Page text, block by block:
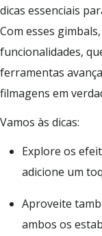
dicas essenciais
Com esses
funcionalidades,
ferramentas
filmagens em
Vamos às dicas:
Explore os
adicione um
Aproveite
ambos os